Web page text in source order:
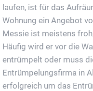
laufen, ist für das
Wohnung ein Angebot
Messie ist meistens
Häufig wird er vor die
entrümpelt oder muss
Entrümpelungsfirma in
erfolgreich um das